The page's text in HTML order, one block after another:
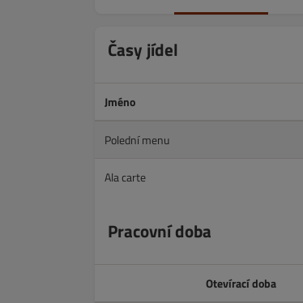
Časy jídel
Jméno
Polední menu
Ala carte
Pracovní doba
Otevírací doba